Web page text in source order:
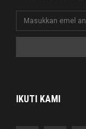
IKUTI KAMI